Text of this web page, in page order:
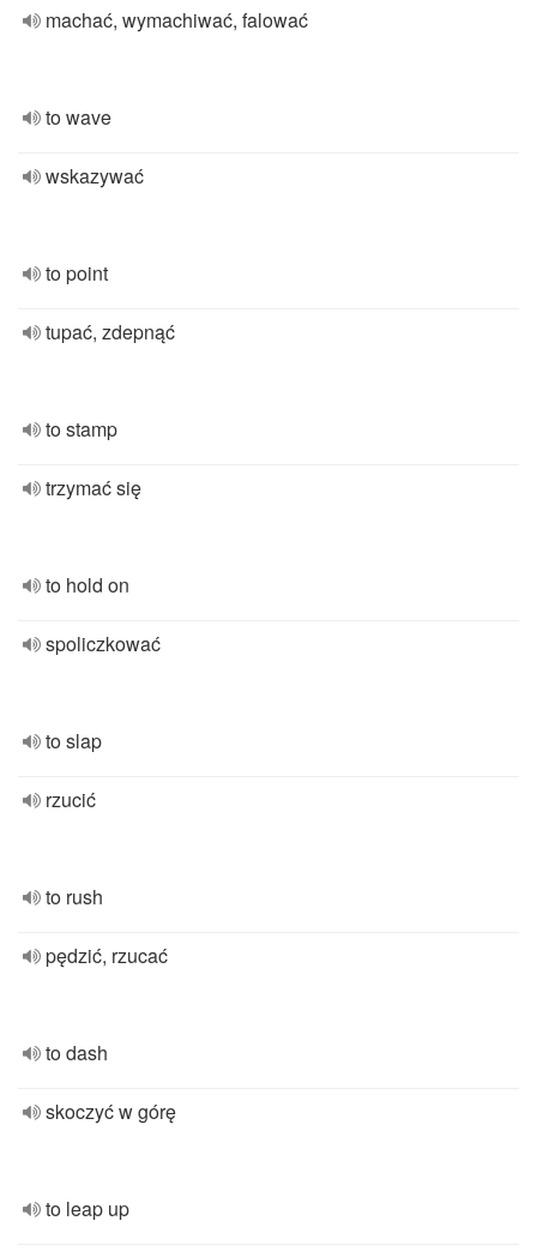
machać, wymachiwać, falować
to wave
wskazywać
to point
tupać, zdepnąć
to stamp
trzymać się
to hold on
spoliczkować
to slap
rzucić
to rush
pędzić, rzucać
to dash
skoczyć w górę
to leap up